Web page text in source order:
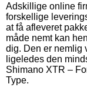
Adskillige online
forskellige
at få afleveret
måde nemt kan
dig. Den er nemlig
ligeledes den
Shimano XTR –
Type.